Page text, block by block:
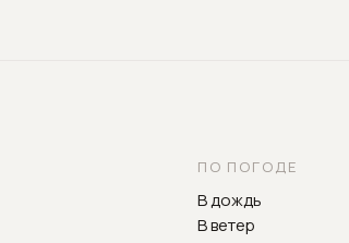
ПО ПОГОДЕ
В дождь
В ветер